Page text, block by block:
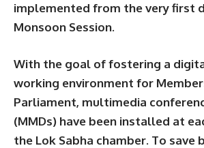
implemented from the very first
Monsoon Session.
With the goal of fostering a
working environment for
Parliament, multimedia
(MMDs) have been installed at
the Lok Sabha chamber. To save